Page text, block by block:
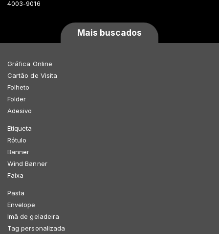
4003-9016
Mais buscados
Gráfica Online
Cartão de Visita
Folheto
Folder
Adesivo
Etiqueta
Rótulo
Banner
Wind Banner
Faixa
Pasta
Envelope
Imã de geladeira
Tag personalizada